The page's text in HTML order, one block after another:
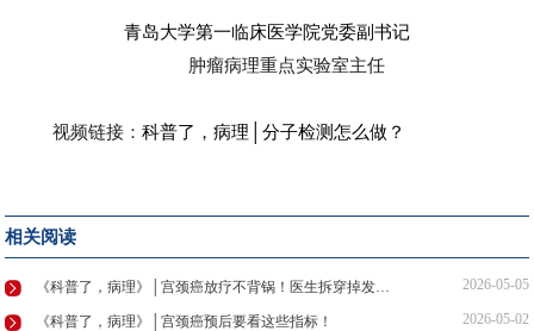
青岛大学第一临床医学院党委副书记
肿瘤病理重点实验室主任
视频链接：科普了，病理│分子检测怎么做？
相关阅读
2026-05-05
《科普了，病理》│宫颈癌预后要看这些指标！ 2026-05-02